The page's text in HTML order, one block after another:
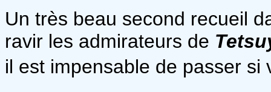
Un très beau second recueil
ravir les admirateurs de
il est impensable de passer si